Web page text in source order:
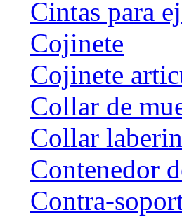
Cintas para
Cojinete
Cojinete
Collar de
Collar
Contenedor
Contra-